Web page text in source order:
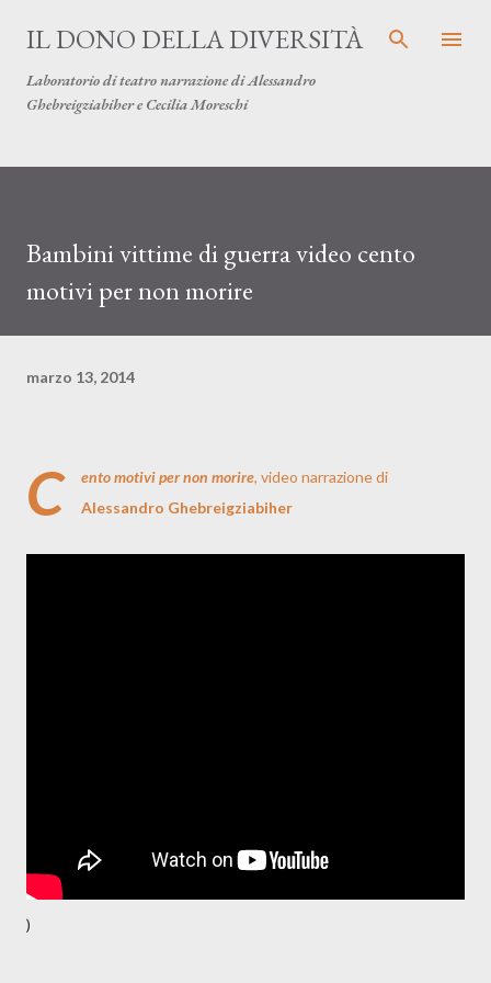
Passa ai contenuti principali
IL DONO DELLA DIVERSITÀ
Laboratorio di teatro narrazione di Alessandro
Ghebreigziabiher e Cecilia Moreschi
Bambini vittime di guerra video cento
motivi per non morire
marzo 13, 2014
C ento motivi per non morire, video narrazione di
Alessandro Ghebreigziabiher
)